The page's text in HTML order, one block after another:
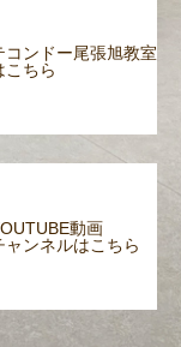
コンドー尾張旭教室
こちら
動画
ャンネルはこちら